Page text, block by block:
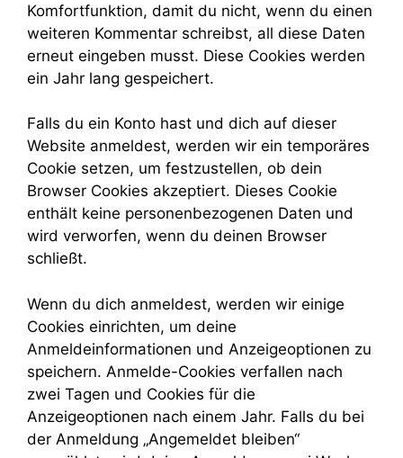
Komfortfunktion, damit du nicht, wenn du einen
weiteren Kommentar schreibst, all diese Daten
erneut eingeben musst. Diese Cookies werden
ein Jahr lang gespeichert.
Falls du ein Konto hast und dich auf dieser
Website anmeldest, werden wir ein temporäres
Cookie setzen, um festzustellen, ob dein
Browser Cookies akzeptiert. Dieses Cookie
enthält keine personenbezogenen Daten und
wird verworfen, wenn du deinen Browser
schließt.
Wenn du dich anmeldest, werden wir einige
Cookies einrichten, um deine
Anmeldeinformationen und Anzeigeoptionen zu
speichern. Anmelde-Cookies verfallen nach
zwei Tagen und Cookies für die
Anzeigeoptionen nach einem Jahr. Falls du bei
der Anmeldung „Angemeldet bleiben“